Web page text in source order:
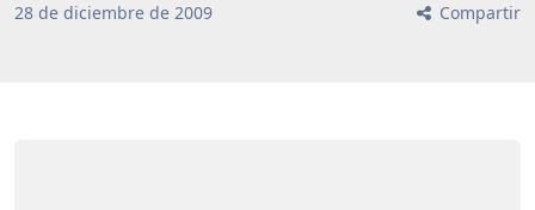
28 de diciembre de 2009 Compartir